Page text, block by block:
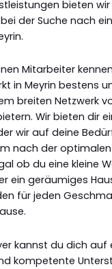
bieten
der Suche nach
Mitarbeiter
in Meyrin bestens
breiten Netzwerk
Wir bieten dir
wir auf deine
nach der
ob du eine kleine
ein geräumiges
für jeden
kannst du dich auf
kompetente